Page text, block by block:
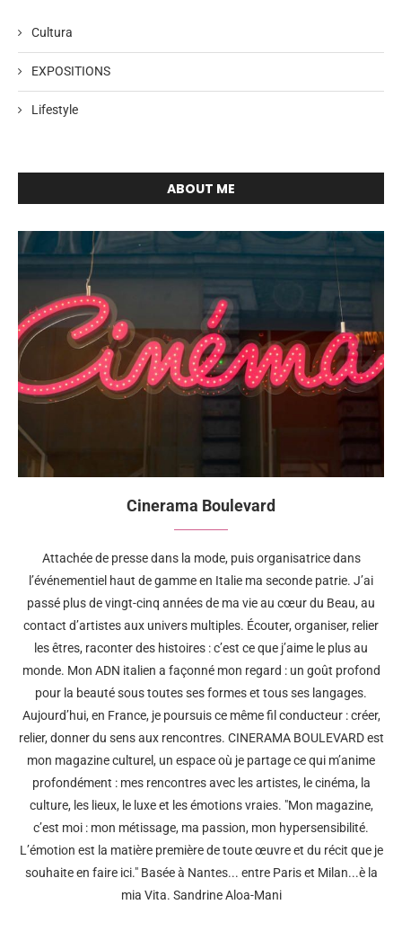
Cultura
EXPOSITIONS
Lifestyle
ABOUT ME
Cinerama Boulevard
Attachée de presse dans la mode, puis organisatrice dans
l’événementiel haut de gamme en Italie ma seconde patrie. J’ai
passé plus de vingt-cinq années de ma vie au cœur du Beau, au
contact d’artistes aux univers multiples. Écouter, organiser, relier
les êtres, raconter des histoires : c’est ce que j’aime le plus au
monde. Mon ADN italien a façonné mon regard : un goût profond
pour la beauté sous toutes ses formes et tous ses langages.
Aujourd’hui, en France, je poursuis ce même fil conducteur : créer,
relier, donner du sens aux rencontres. CINERAMA BOULEVARD est
mon magazine culturel, un espace où je partage ce qui m’anime
profondément : mes rencontres avec les artistes, le cinéma, la
culture, les lieux, le luxe et les émotions vraies. "Mon magazine,
c’est moi : mon métissage, ma passion, mon hypersensibilité.
L’émotion est la matière première de toute œuvre et du récit que je
souhaite en faire ici." Basée à Nantes... entre Paris et Milan...è la
mia Vita. Sandrine Aloa-Mani